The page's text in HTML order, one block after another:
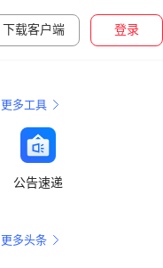
下载客户端 登录
更多工具
公告速递
更多头条